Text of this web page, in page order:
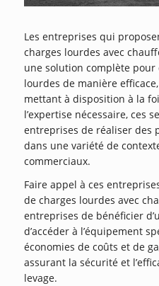
Les entreprises qui
charges lourdes avec
une solution complète pour
lourdes de manière
mettant à disposition à la
l’expertise nécessaire, ces
entreprises de réaliser des
dans une variété de
commerciaux.
Faire appel à ces
de charges lourdes avec
entreprises de bénéficier
d’accéder à l’équipement
économies de coûts et de
assurant la sécurité et
levage.